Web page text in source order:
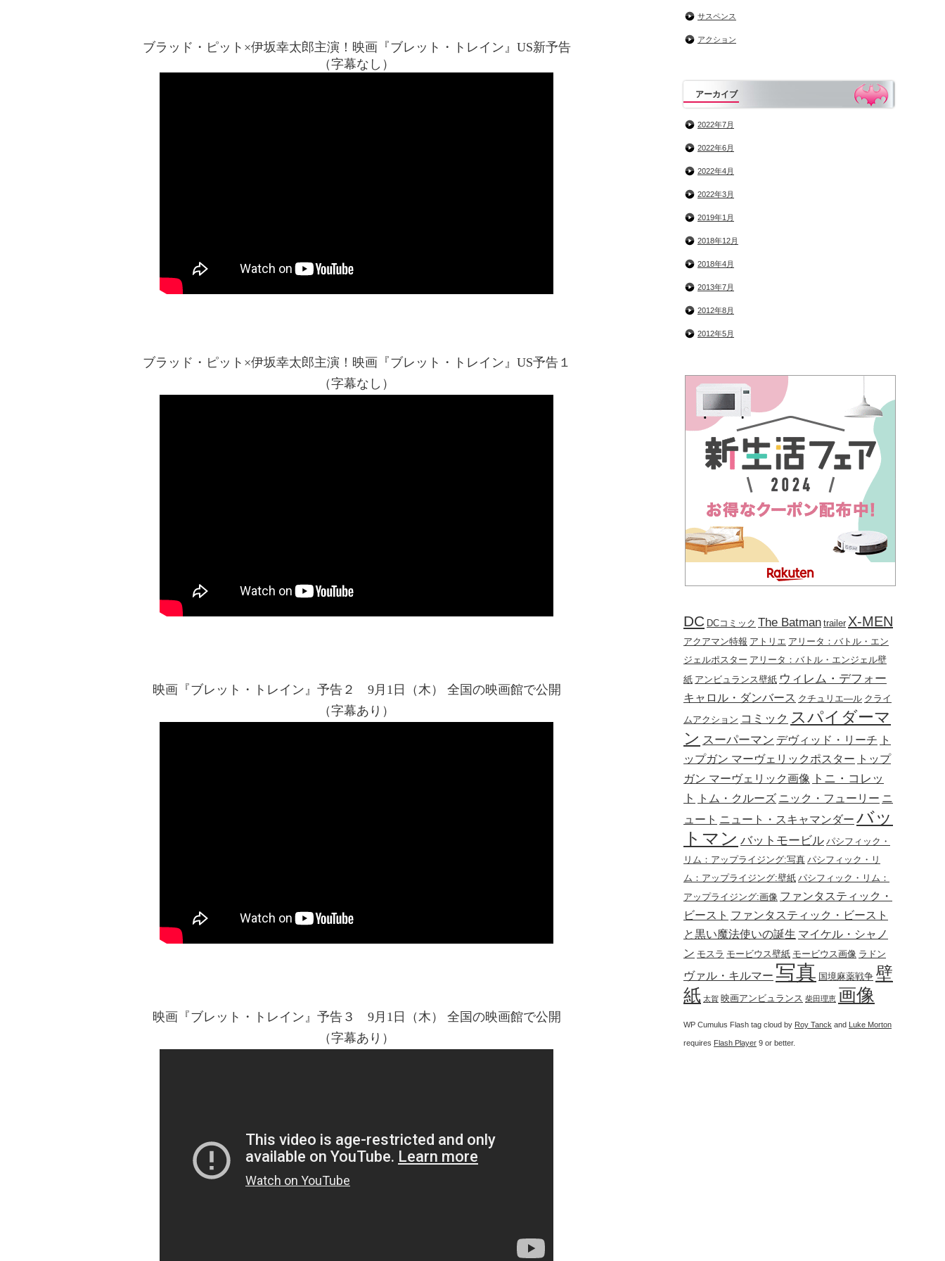
ブラッド・ピット×伊坂幸太郎主演！映画『ブレット・トレイン』US新予告
（字幕なし）
ブラッド・ピット×伊坂幸太郎主演！映画『ブレット・トレイン』US予告１
（字幕なし）
映画『ブレット・トレイン』予告２ 9月1日（木） 全国の映画館で公開
（字幕あり）
映画『ブレット・トレイン』予告３ 9月1日（木） 全国の映画館で公開
（字幕あり）
サスペンス
アクション
アーカイブ
2022年7月
2022年6月
2022年4月
2022年3月
2019年1月
2018年12月
2018年4月
2013年7月
2012年8月
2012年5月
DC DCコミック The Batman trailer X-MEN
アクアマン特報 アトリエ アリータ：バトル・エン
ジェルポスター アリータ：バトル・エンジェル壁
紙 アンビュランス壁紙 ウィレム・デフォー
キャロル・ダンバース クチュリエ―ル クライ
ムアクション コミック スパイダーマ
ン スーパーマン デヴィッド・リーチ ト
ップガン マーヴェリックポスター トップ
ガン マーヴェリック画像 トニ・コレッ
ト
トム・クルーズ ニック・フューリー ニ
ュート ニュート・スキャマンダー バッ
トマン バットモービル パシフィック・
リム：アップライジング:写真 パシフィック・リ
ム：アップライジング:壁紙 パシフィック・リム：
アップライジング:画像 ファンタスティック・
ビースト ファンタスティック・ビースト
と黒い魔法使いの誕生 マイケル・シャノ
ン モスラ モービウス壁紙 モービウス画像 ラドン
ヴァル・キルマー 写真 国境麻薬戦争 壁
紙 太賀 映画アンビュランス 柴田理恵 画像
WP Cumulus Flash tag cloud by Roy Tanck and Luke Morton
requires Flash Player 9 or better.